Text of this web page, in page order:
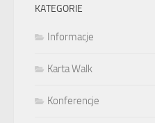
KATEGORIE
Informacje
Karta Walk
Konferencje